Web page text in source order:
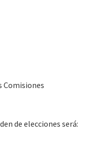
Comisiones
de elecciones será: